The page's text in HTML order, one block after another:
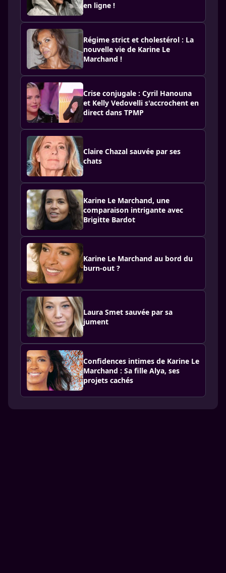
en ligne !
Régime strict et cholestérol : La
nouvelle vie de Karine Le
Marchand !
Crise conjugale : Cyril Hanouna
et Kelly Vedovelli s'accrochent en
direct dans TPMP
Claire Chazal sauvée par ses
chats
Karine Le Marchand, une
comparaison intrigante avec
Brigitte Bardot
Karine Le Marchand au bord du
burn-out ?
Laura Smet sauvée par sa
jument
Confidences intimes de Karine Le
Marchand : Sa fille Alya, ses
projets cachés